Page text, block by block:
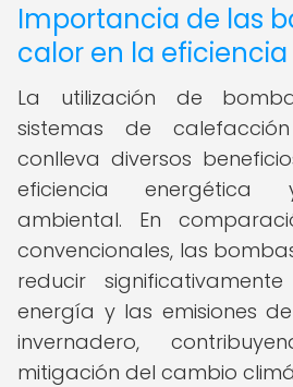
Importancia de las
calor en la
La utilización de
sistemas de
conlleva diversos
eficiencia energética
ambiental. En
convencionales, las
reducir
energía y las emisiones
invernadero,
mitigación del cambio